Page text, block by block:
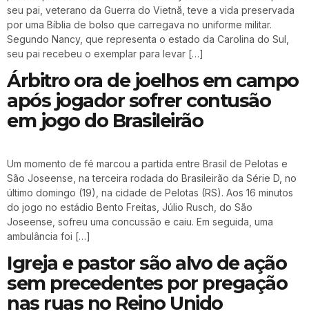
seu pai, veterano da Guerra do Vietnã, teve a vida preservada
por uma Bíblia de bolso que carregava no uniforme militar.
Segundo Nancy, que representa o estado da Carolina do Sul,
seu pai recebeu o exemplar para levar […]
Árbitro ora de joelhos em campo
após jogador sofrer contusão
em jogo do Brasileirão
Um momento de fé marcou a partida entre Brasil de Pelotas e
São Joseense, na terceira rodada do Brasileirão da Série D, no
último domingo (19), na cidade de Pelotas (RS). Aos 16 minutos
do jogo no estádio Bento Freitas, Júlio Rusch, do São
Joseense, sofreu uma concussão e caiu. Em seguida, uma
ambulância foi […]
Igreja e pastor são alvo de ação
sem precedentes por pregação
nas ruas no Reino Unido